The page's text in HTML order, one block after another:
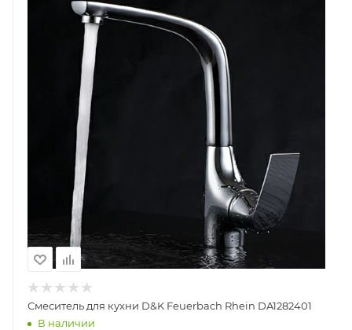
Смеситель для кухни D&K Feuerbach Rhein DA1282401
В наличии